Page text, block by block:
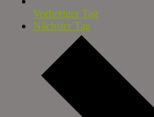
Vorheriger Tag
Nächster Tag